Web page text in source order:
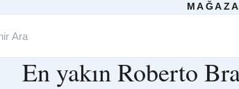
En yakın Roberto